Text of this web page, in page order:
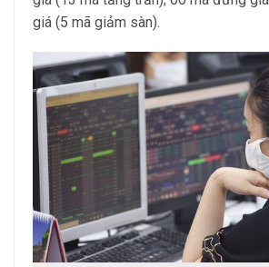
giá (5 mã giảm sàn).